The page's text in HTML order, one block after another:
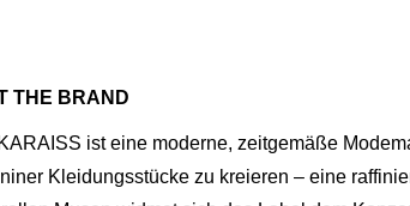
THE BRAND
ist eine moderne, zeitgemäße
Kleidungsstücke zu kreieren – eine